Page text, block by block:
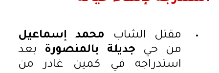
مقتل الشاب محمد إسماعيل
من حي جديلة بالمنصورة بعد
استدراجه في كمين غادر من